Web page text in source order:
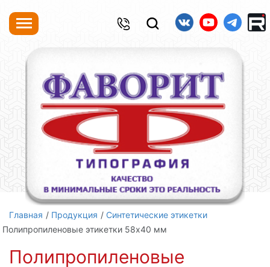
Главная Продукция
Синтетические этикетки
Полипропиленовые этикетки 58х40 мм
Полипропиленовые